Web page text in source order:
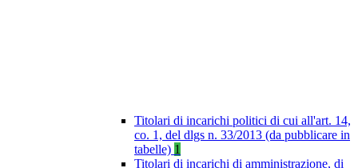
Titolari di incarichi politici di cui all'art. 14,
co. 1, del dlgs n. 33/2013 (da pubblicare in
tabelle) 1
Titolari di incarichi di amministrazione, di